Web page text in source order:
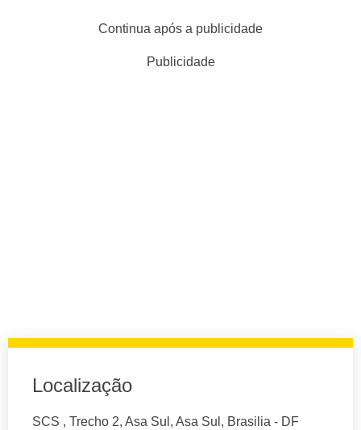
Continua após a publicidade
Publicidade
Localização
SCS , Trecho 2, Asa Sul, Asa Sul, Brasilia - DF